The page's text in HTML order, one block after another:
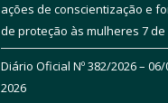
ações de conscientização e
de proteção às mulheres 7
Diário Oficial Nº 382/2026 –
2026